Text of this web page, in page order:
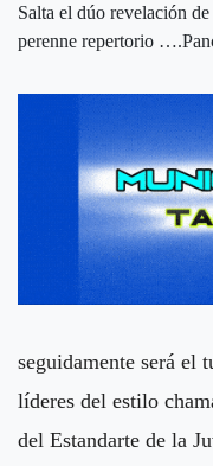
Salta el dúo revelación
perenne repertorio
seguidamente será el
líderes del estilo
del Estandarte de la